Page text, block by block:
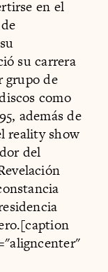
en el
su carrera
grupo de
como
además de
reality show
del